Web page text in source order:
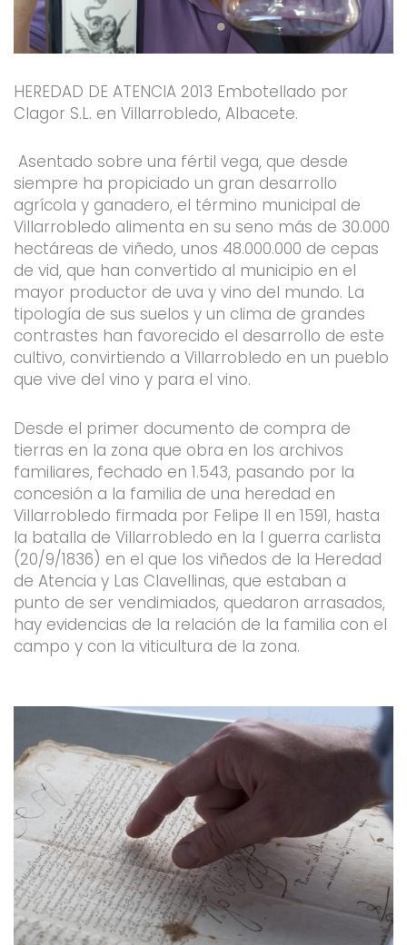
HEREDAD DE ATENCIA 2013 Embotellado por
Clagor S.L. en Villarrobledo, Albacete.
Asentado sobre una fértil vega, que desde
siempre ha propiciado un gran desarrollo
agrícola y ganadero, el término municipal de
Villarrobledo alimenta en su seno más de 30.000
hectáreas de viñedo, unos 48.000.000 de cepas
de vid, que han convertido al municipio en el
mayor productor de uva y vino del mundo. La
tipología de sus suelos y un clima de grandes
contrastes han favorecido el desarrollo de este
cultivo, convirtiendo a Villarrobledo en un pueblo
que vive del vino y para el vino.
Desde el primer documento de compra de
tierras en la zona que obra en los archivos
familiares, fechado en 1.543, pasando por la
concesión a la familia de una heredad en
Villarrobledo firmada por Felipe ll en 1591, hasta
la batalla de Villarrobledo en la I guerra carlista
(20/9/1836) en el que los viñedos de la Heredad
de Atencia y Las Clavellinas, que estaban a
punto de ser vendimiados, quedaron arrasados,
hay evidencias de la relación de la familia con el
campo y con la viticultura de la zona.